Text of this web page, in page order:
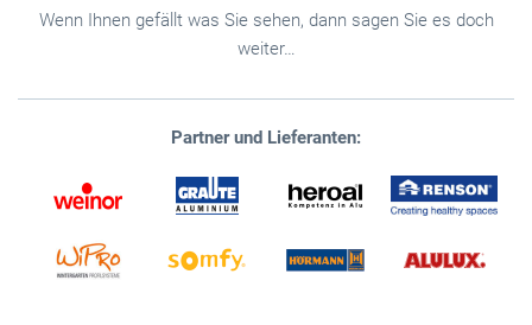
Wenn Ihnen gefällt was Sie sehen, dann sagen Sie es doch
weiter…
Partner und Lieferanten: